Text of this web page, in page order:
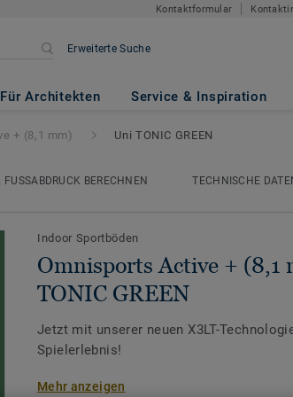
Kontaktformular
Erweiterte Suche
Für Architekten Service & Inspiration
- Uni TONIC
+ (8,1 mm) Uni TONIC GREEN
FUSSABDRUCK BERECHNEN
TECHNISCHE
Indoor Sportböden
Omnisports Active + (8,1
TONIC GREEN
Jetzt mit unserer neuen X3LT-
Spielerlebnis!
Omnisports Active+ (8,1 mm) ist ein P2-
Mehr anzeigen